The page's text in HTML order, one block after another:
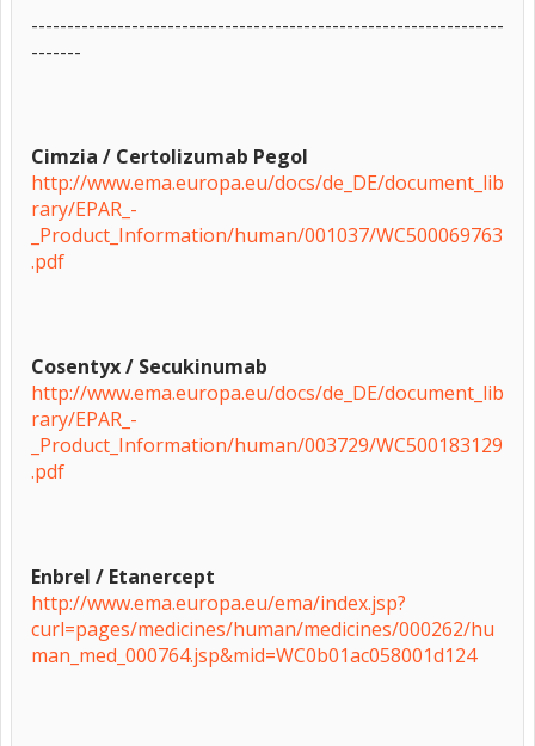
------------------------------------------------------------------
-------
Cimzia / Certolizumab Pegol
http://www.ema.europa.eu/docs/de_DE/document_lib
rary/EPAR_-
_Product_Information/human/001037/WC500069763
.pdf
Cosentyx / Secukinumab
http://www.ema.europa.eu/docs/de_DE/document_lib
rary/EPAR_-
_Product_Information/human/003729/WC500183129
.pdf
Enbrel / Etanercept
http://www.ema.europa.eu/ema/index.jsp?
curl=pages/medicines/human/medicines/000262/hu
man_med_000764.jsp&mid=WC0b01ac058001d124